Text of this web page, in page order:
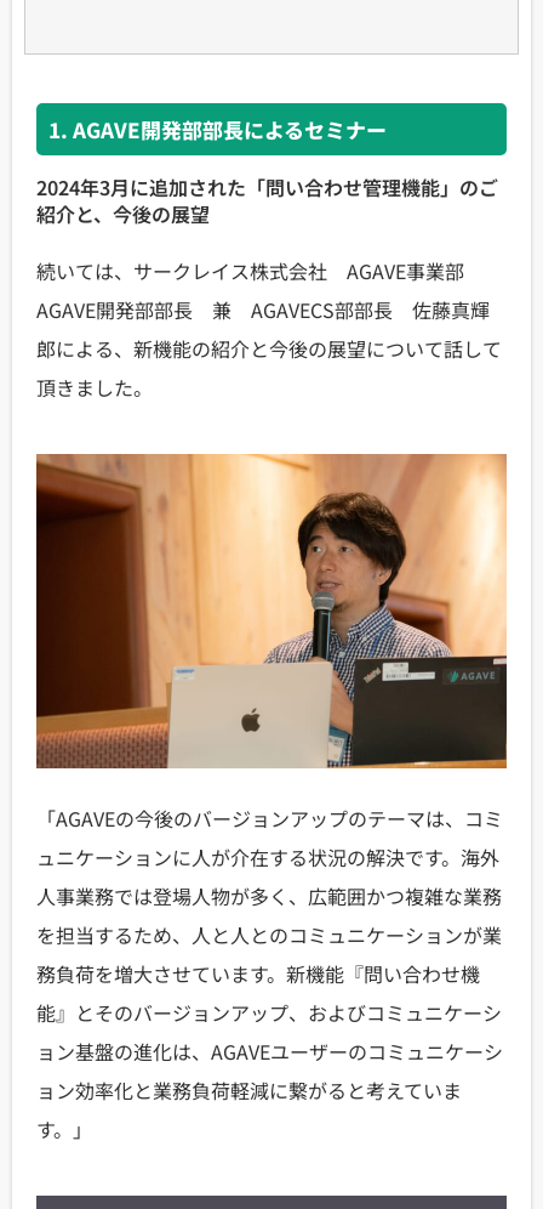
1. AGAVE開発部部長によるセミナー
2024年3月に追加された「問い合わせ管理機能」のご
紹介と、今後の展望
続いては、サークレイス株式会社 AGAVE事業部
AGAVE開発部部長 兼 AGAVECS部部長 佐藤真輝
郎による、新機能の紹介と今後の展望について話して
頂きました。
「AGAVEの今後のバージョンアップのテーマは、コミ
ュニケーションに人が介在する状況の解決です。海外
人事業務では登場人物が多く、広範囲かつ複雑な業務
を担当するため、人と人とのコミュニケーションが業
務負荷を増大させています。新機能『問い合わせ機
能』とそのバージョンアップ、およびコミュニケーシ
ョン基盤の進化は、AGAVEユーザーのコミュニケーシ
ョン効率化と業務負荷軽減に繋がると考えていま
す。」